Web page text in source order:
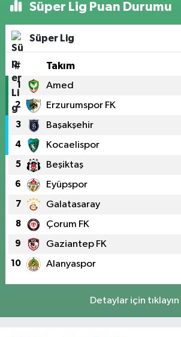
Süper Lig Puan Durumu
Süper Lig
# Takım
1 Amed
2 Erzurumspor FK
3 Başakşehir
4 Kocaelispor
5 Beşiktaş
6 Eyüpspor
7 Galatasaray
8 Çorum FK
9 Gaziantep FK
10 Alanyaspor
Detaylar için tıklayın